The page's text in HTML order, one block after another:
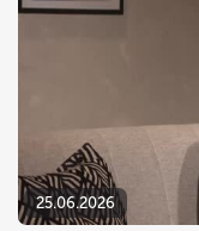
25.06.2026